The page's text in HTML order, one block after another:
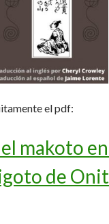
el pdf:
makoto
de